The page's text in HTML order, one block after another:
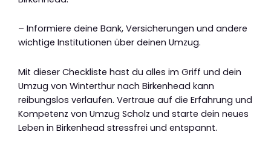
– Informiere deine Bank, Versicherungen und andere
wichtige Institutionen über deinen Umzug.
Mit dieser Checkliste hast du alles im Griff und dein
Umzug von Winterthur nach Birkenhead kann
reibungslos verlaufen. Vertraue auf die Erfahrung und
Kompetenz von Umzug Scholz und starte dein neues
Leben in Birkenhead stressfrei und entspannt.